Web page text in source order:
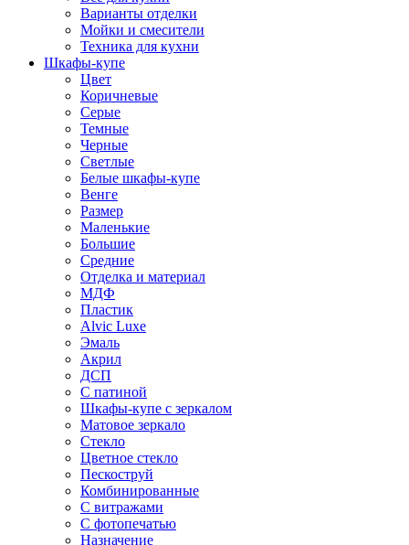
Варианты отделки
Мойки и смесители
Техника для кухни
Шкафы-купе
Цвет
Коричневые
Серые
Темные
Черные
Светлые
Белые шкафы-купе
Венге
Размер
Маленькие
Большие
Средние
Отделка и материал
МДФ
Пластик
Alvic Luxe
Эмаль
Акрил
ДСП
С патиной
Шкафы-купе с зеркалом
Матовое зеркало
Стекло
Цветное стекло
Пескоструй
Комбинированные
С витражами
С фотопечатью
Назначение